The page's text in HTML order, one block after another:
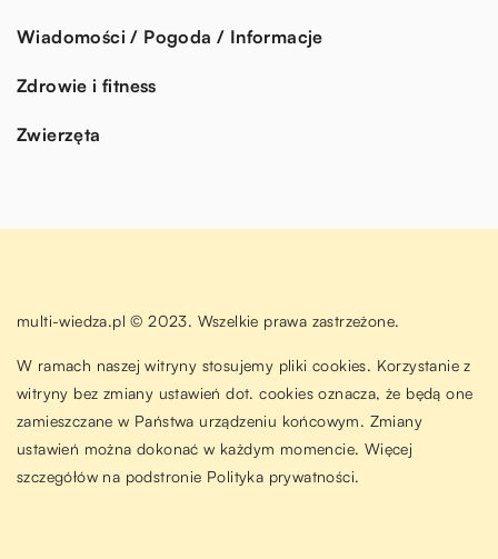
Wiadomości / Pogoda / Informacje
Zdrowie i fitness
Zwierzęta
multi-wiedza.pl © 2023. Wszelkie prawa zastrzeżone.
W ramach naszej witryny stosujemy pliki cookies. Korzystanie z
witryny bez zmiany ustawień dot. cookies oznacza, że będą one
zamieszczane w Państwa urządzeniu końcowym. Zmiany
ustawień można dokonać w każdym momencie. Więcej
szczegółów na podstronie Polityka prywatności.